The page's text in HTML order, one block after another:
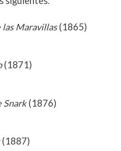
las Maravillas(1865)
(1871)
Snark(1876)
(1887)